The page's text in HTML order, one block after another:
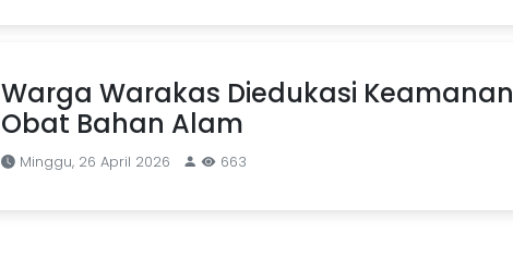
Warga Warakas Diedukasi Keamanan
Obat Bahan Alam
Minggu, 26 April 2026 663